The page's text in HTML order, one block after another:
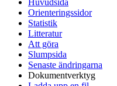
Huvudsida
Orienteringssidor
Statistik
Litteratur
Att göra
Slumpsida
Senaste ändringarna
Dokumentverktyg